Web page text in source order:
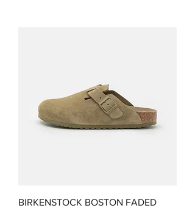
BIRKENSTOCK BOSTON FADED